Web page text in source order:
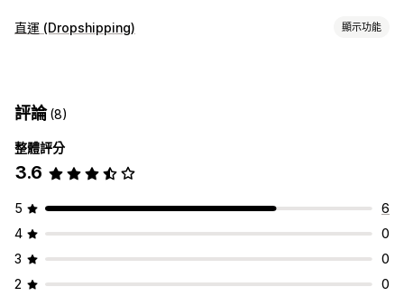
商品客製化
商品
運送選項
直運 (Dropshipping) 顯示功能
加拿大 拉脫維亞
評論(8)
整體評分
3.6
5
6
4
0
3
0
2
0